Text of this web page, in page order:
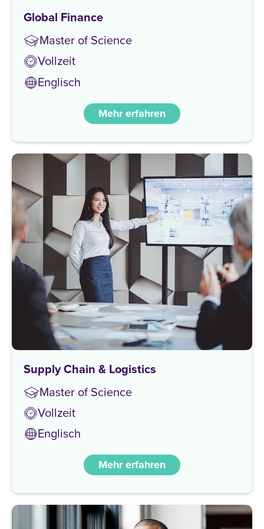
Global Finance
Master of Science
Vollzeit
Englisch
Mehr erfahren
Supply Chain & Logistics
Master of Science
Vollzeit
Englisch
Mehr erfahren